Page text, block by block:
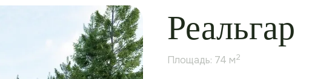
Реальгар
Площадь: 74 м2